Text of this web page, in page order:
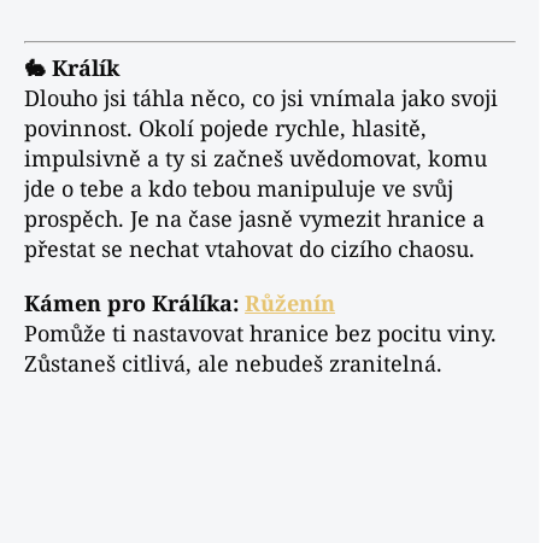
🐇 Králík
Dlouho jsi táhla něco, co jsi vnímala jako svoji
povinnost. Okolí pojede rychle, hlasitě,
impulsivně a ty si začneš uvědomovat, komu
jde o tebe a kdo tebou manipuluje ve svůj
prospěch. Je na čase jasně vymezit hranice a
přestat se nechat vtahovat do cizího chaosu.
Kámen pro Králíka: Růženín
Pomůže ti nastavovat hranice bez pocitu viny.
Zůstaneš citlivá, ale nebudeš zranitelná.